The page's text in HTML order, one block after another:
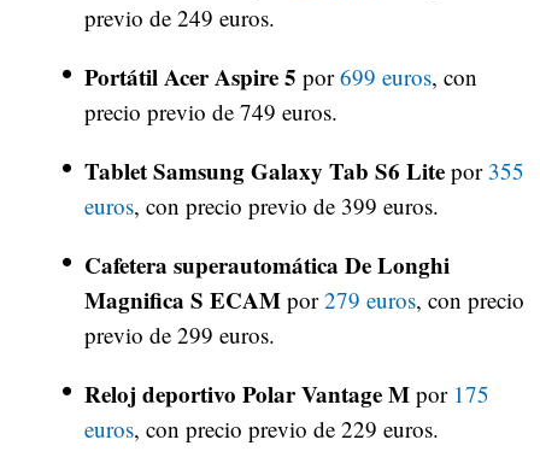
previo de 249 euros.
Portátil Acer Aspire 5 por699 euros, con
precio previo de 749 euros.
Tablet Samsung Galaxy Tab S6 Lite por 355
euros, con precio previo de 399 euros.
Cafetera superautomática De Longhi
Magnifica S ECAM por279 euros, con precio
previo de 299 euros.
Reloj deportivo Polar Vantage M por 175
euros, con precio previo de 229 euros.